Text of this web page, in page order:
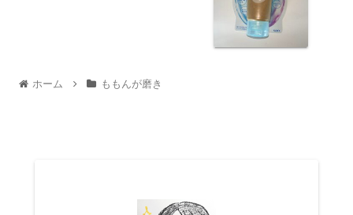
ホーム ももんが磨き